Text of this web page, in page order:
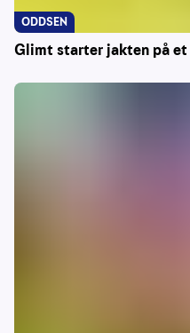
Glimt starter jakten på
ODDSEN